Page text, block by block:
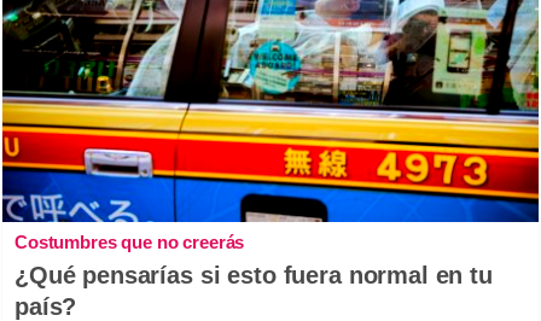
Costumbres que no creerás
¿Qué pensarías si esto fuera normal en tu
país?